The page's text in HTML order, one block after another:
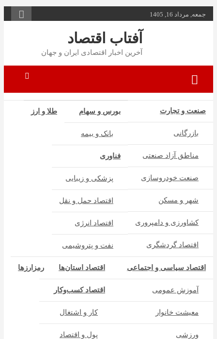
محتوا
جمعه, مرداد 16, 1405
آفتاب اقتصاد
آخرین اخبار اقتصادی ایران و جهان
صنعت و تجارت
بازرگانی
مناطق آزاد صنعتی
صنعت خودروسازی
شهر و مسکن
کشاورزی و دامپروری
اقتصاد گردشگری
بورس و سهام
بانک و بیمه
طلا و ارز
فناوری
پزشکی و زیبایی
اقتصاد حمل و نقل
اقتصاد انرژی
نفت و پتروشیمی
اقتصاد سیاسی و اجتماعی
آموزش عمومی
معیشت خانوار
ورزشی
اقتصاد استان‌ها رمزارزها
اقتصاد کسب‌و‌کار
کار و اشتغال
پول و اقتصاد